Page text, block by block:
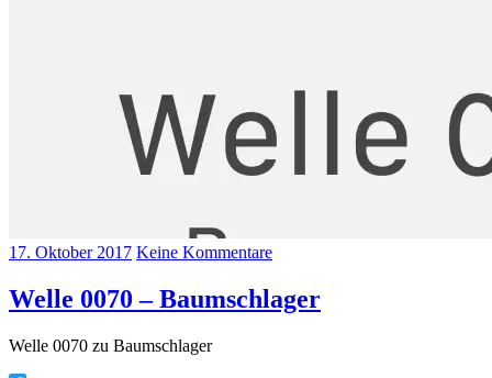
17. Oktober 2017 Keine Kommentare
Welle 0070 – Baumschlager
Welle 0070 zu Baumschlager